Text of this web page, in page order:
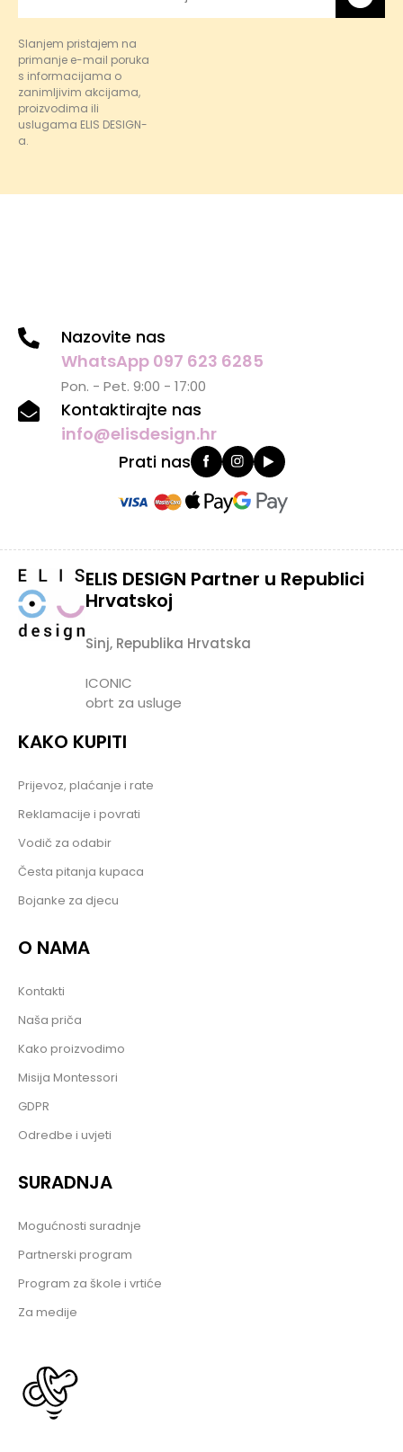
Slanjem pristajem na
primanje e-mail poruka
s informacijama o
zanimljivim akcijama,
proizvodima ili
uslugama ELIS DESIGN-
a.
Nazovite nas
WhatsApp 097 623 6285
Pon. - Pet. 9:00 - 17:00
Kontaktirajte nas
info@elisdesign.hr
Prati nas
ELIS DESIGN Partner u Republici
Hrvatskoj
Sinj, Republika Hrvatska
ICONIC
obrt za usluge
KAKO KUPITI
Prijevoz, plaćanje i rate
Reklamacije i povrati
Vodič za odabir
Česta pitanja kupaca
Bojanke za djecu
O NAMA
Kontakti
Naša priča
Kako proizvodimo
Misija Montessori
GDPR
Odredbe i uvjeti
SURADNJA
Mogućnosti suradnje
Partnerski program
Program za škole i vrtiće
Za medije